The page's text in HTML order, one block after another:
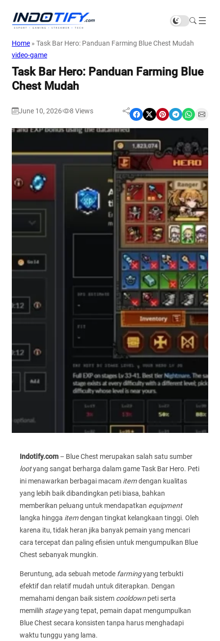
Home » Task Bar Hero: Panduan Farming Blue Chest Mudah
video-game
Task Bar Hero: Panduan Farming Blue
Chest Mudah
June 10, 2026 8 Views Share on Facebook Share on X Share on Pinterest Share on Telegram Share on WhatsApp Share on Email
Indotify.com – Blue Chest merupakan salah satu sumber
lootyang sangat berharga dalam game Task Bar Hero. Peti
ini menawarkan berbagai macam itemdengan kualitas
yang lebih baik dibandingkan peti biasa, bahkan
memberikan peluang untuk mendapatkan equipment
langka hingga itemdengan tingkat kelangkaan tinggi. Oleh
karena itu, tidak heran jika banyak pemain yang mencari
cara tercepat dan paling efisien untuk mengumpulkan Blue
Chest sebanyak mungkin.
Beruntung, ada sebuah metode farmingyang terbukti
efektif dan relatif mudah untuk diterapkan. Dengan
memahami dengan baik sistem cooldownpeti serta
memilih stageyang tepat, pemain dapat mengumpulkan
Blue Chest secara konsisten tanpa harus menghadapi
waktu tunggu yang lama.